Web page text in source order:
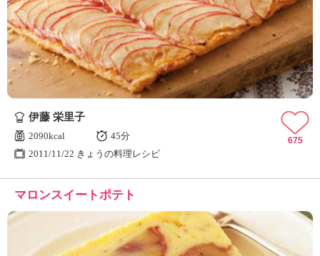
伊藤 栄里子
2090kcal
45分
2011/11/22 きょうの料理レシピ
675
マロンスイートポテト